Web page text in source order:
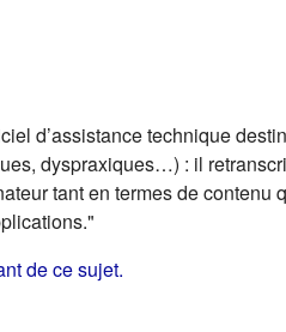
d’assistance technique
dyspraxiques…) : il
tant en termes de contenu
de ce sujet.